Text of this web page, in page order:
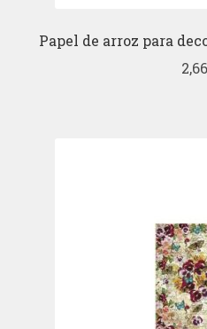
Papel de arroz para
2,66